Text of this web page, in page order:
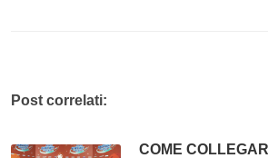
Post correlati:
COME